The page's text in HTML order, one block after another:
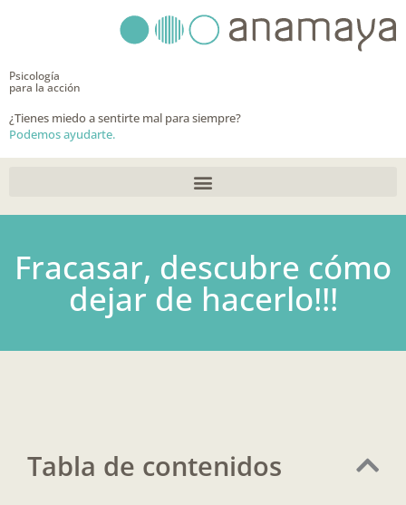
contenido
Psicología
para la acción
¿Tienes miedo a sentirte mal para siempre?
Podemos ayudarte.
Fracasar, descubre cómo
dejar de hacerlo!!!
Tabla de contenidos